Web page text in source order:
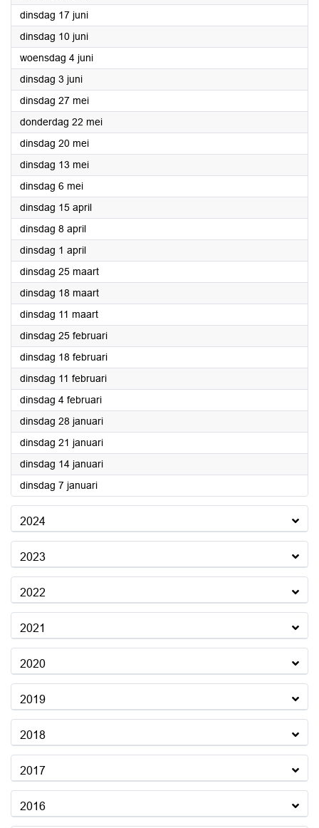
dinsdag 17 juni2025
dinsdag 10 juni2025
woensdag 4 juni2025
dinsdag 3 juni2025
dinsdag 27 mei2025
donderdag 22 mei2025
dinsdag 20 mei2025
dinsdag 13 mei2025
dinsdag 6 mei2025
dinsdag 15 april2025
dinsdag 8 april2025
dinsdag 1 april2025
dinsdag 25 maart2025
dinsdag 18 maart2025
dinsdag 11 maart2025
dinsdag 25 februari2025
dinsdag 18 februari2025
dinsdag 11 februari2025
dinsdag 4 februari2025
dinsdag 28 januari2025
dinsdag 21 januari2025
dinsdag 14 januari2025
dinsdag 7 januari2025
2024
2023
2022
2021
2020
2019
2018
2017
2016